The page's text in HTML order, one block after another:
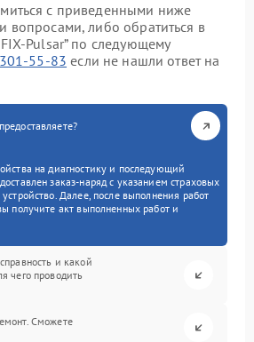
с приведенными ниже
вопросами, либо обратиться в
Pulsar” по следующему
55-83 если не нашли ответ на
на диагностику и последующий
заказ-наряд с указанием страховых
Далее, после выполнения работ
получите акт выполненных работ и
и какой
чего проводить
Сможете